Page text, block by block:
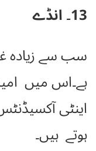
13۔ انڈے
سب سے زیادہ
ہے۔اس میں
اینٹی
ہوتے ہیں۔